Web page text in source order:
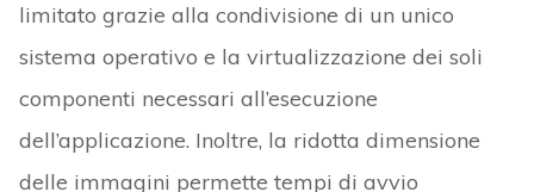
limitato grazie alla condivisione di un unico
sistema operativo e la virtualizzazione dei soli
componenti necessari all’esecuzione
dell’applicazione. Inoltre, la ridotta dimensione
delle immagini permette tempi di avvio